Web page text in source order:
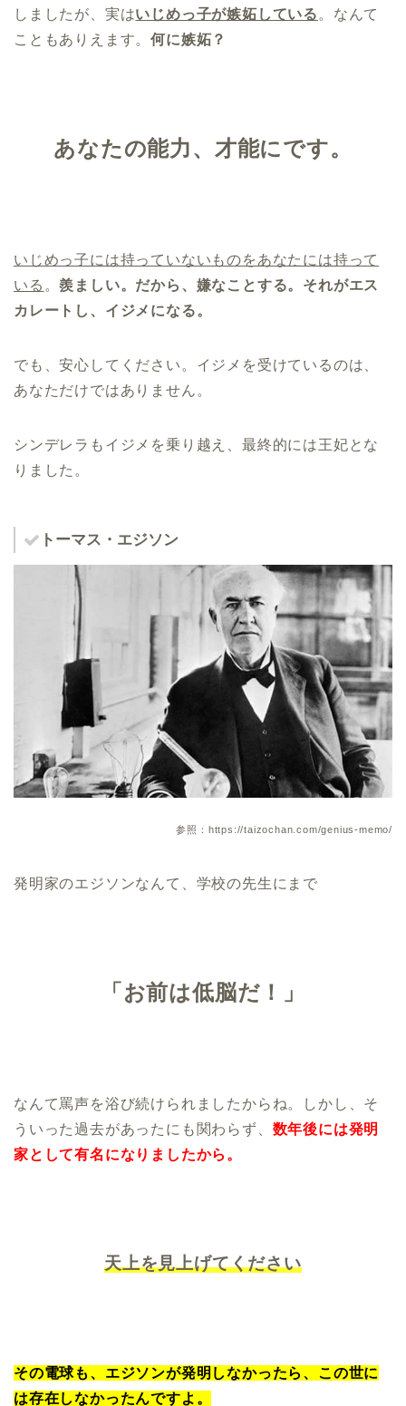
しましたが、実はいじめっ子が嫉妬している 。なんて
こともありえます。何に嫉妬？
あなたの能力、才能にです。
いじめっ子には持っていないものをあなたには持って
いる 。羨ましい。だから、嫌なことする。それがエス
カレートし、イジメになる。
でも、安心してください。イジメを受けているのは、
あなただけではありません。
シンデレラもイジメを乗り越え、最終的には王妃とな
りました。
トーマス・エジソン
参照：https://taizochan.com/genius-memo/
発明家のエジソンなんて、学校の先生にまで
「お前は低脳だ！」
なんて罵声を浴び続けられましたからね。しかし、そ
ういった過去があったにも関わらず、 数年後には発明
家として有名になりましたから。
天上を見上げてください
その電球も、エジソンが発明しなかったら、この世に
は存在しなかったんですよ。